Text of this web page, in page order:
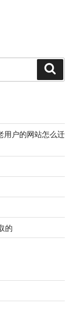
用户的网站怎么迁
的